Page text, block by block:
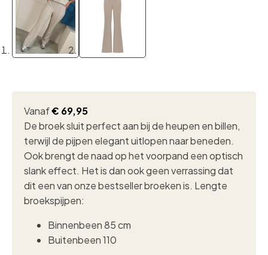
Vanaf€ 69,95
De broek sluit perfect aan bij de heupen en billen,
terwijl de pijpen elegant uitlopen naar beneden.
Ook brengt de naad op het voorpand een optisch
slank effect. Het is dan ook geen verrassing dat
dit een van onze bestseller broeken is. Lengte
broekspijpen:
Binnenbeen 85 cm
Buitenbeen 110